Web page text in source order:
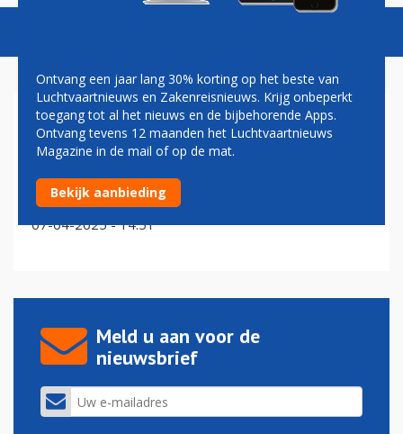
RETRO-A321
In beeld: retro-A321neo Transavia in volledig
kleurenschema gespot
07-04-2025 - 14:51
Meld u aan voor de
nieuwsbrief
Ontvang een jaar lang 30% korting op het beste van
Luchtvaartnieuws en Zakenreisnieuws. Krijg onbeperkt
toegang tot al het nieuws en de bijbehorende Apps.
Ontvang tevens 12 maanden het Luchtvaartnieuws
Magazine in de mail of op de mat.
Bekijk aanbieding